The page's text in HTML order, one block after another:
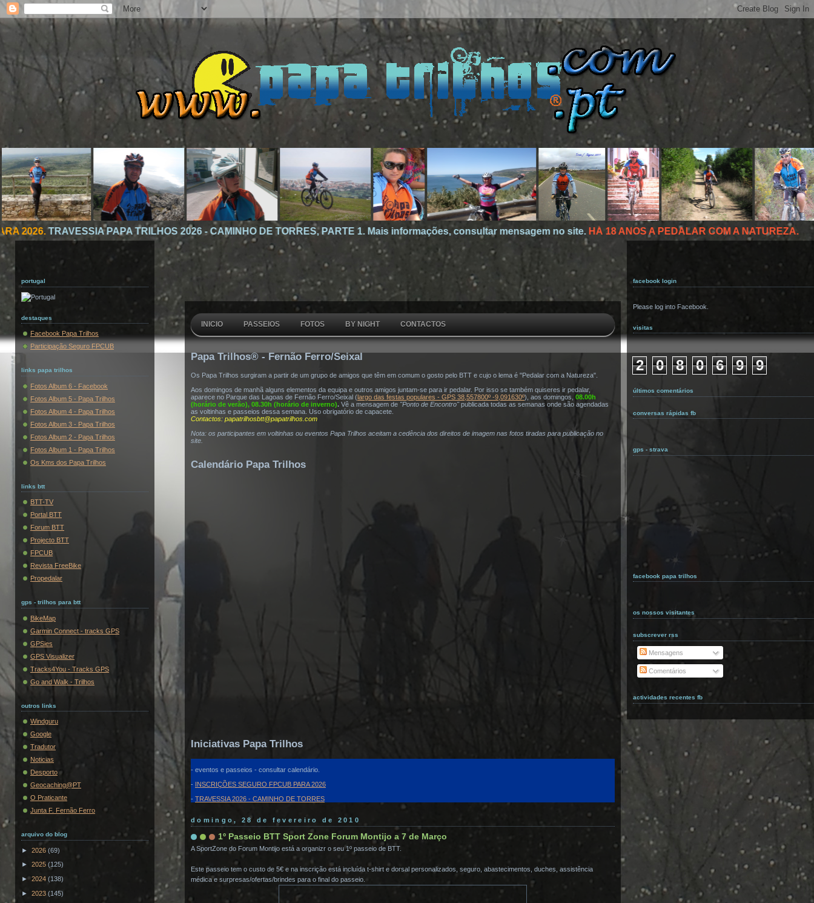
PAPA TRILHOS 2026 - CAMINHO DE TORRES, PARTE 1. Mais informações, consultar mensagem no site.HÁ 18 ANOS A PEDALAR COM A NATUREZA.
portugal
destaques
Facebook Papa Trilhos
Participação Seguro FPCUB
links papa trilhos
Fotos Album 6 - Facebook
Fotos Album 5 - Papa Trilhos
Fotos Album 4 - Papa Trilhos
Fotos Album 3 - Papa Trilhos
Fotos Album 2 - Papa Trilhos
Fotos Album 1 - Papa Trilhos
Os Kms dos Papa Trilhos
links btt
BTT-TV
Portal BTT
Forum BTT
Projecto BTT
FPCUB
Revista FreeBike
Propedalar
gps - trilhos para btt
BikeMap
Garmin Connect - tracks GPS
GPSies
GPS Visualizer
Tracks4You - Tracks GPS
Go and Walk - Trilhos
outros links
Windguru
Google
Tradutor
Noticias
Desporto
Geocaching@PT
O Praticante
Junta F. Fernão Ferro
arquivo do blog
► 2026 (69)
► 2025 (125)
► 2024 (138)
► 2023 (145)
INICIO PASSEIOS FOTOS BY NIGHT CONTACTOS
Papa Trilhos® - Fernão Ferro/Seixal
Os Papa Trilhos surgiram a partir de um grupo de amigos que têm em comum o gosto pelo BTT e cujo o lema é "Pedalar com a Natureza".
Aos domingos de manhã alguns elementos da equipa e outros amigos juntam-se para ir pedalar. Por isso se também quiseres ir pedalar,
aparece no Parque das Lagoas de Fernão Ferro/Seixal (largo das festas populares - GPS 38,557800º -9,091630º), aos domingos, 08.00h
(horário de verão), 08.30h (horário de inverno). Vê a mensagem de "Ponto de Encontro"publicada todas as semanas onde são agendadas
as voltinhas e passeios dessa semana. Uso obrigatório de capacete.
Contactos: papatrilhosbtt@papatrilhos.com
Nota: os participantes em voltinhas ou eventos Papa Trilhos aceitam a cedência dos direitos de imagem nas fotos tiradas para publicação no
site.
Calendário Papa Trilhos
Iniciativas Papa Trilhos
- eventos e passeios - consultar calendário.
- INSCRIÇÕES SEGURO FPCUB PARA 2026
- TRAVESSIA 2026 - CAMINHO DE TORRES
domingo, 28 de fevereiro de 2010
1º Passeio BTT Sport Zone Forum Montijo a 7 de Março
A SportZone do Forum Montijo está a organizr o seu 1º passeio de BTT.
Este passeio tem o custo de 5€ e na inscrição está incluída t-shirt e dorsal personalizados, seguro, abastecimentos, duches, assistência
médica e surpresas/ofertas/brindes para o final do passeio.
facebook login
Please log into Facebook.
visitas
2 0 8 0 6 9 9
últimos comentários
conversas rápidas fb
gps - strava
facebook papa trilhos
os nossos visitantes
subscrever rss
Mensagens
Comentários
actividades recentes fb